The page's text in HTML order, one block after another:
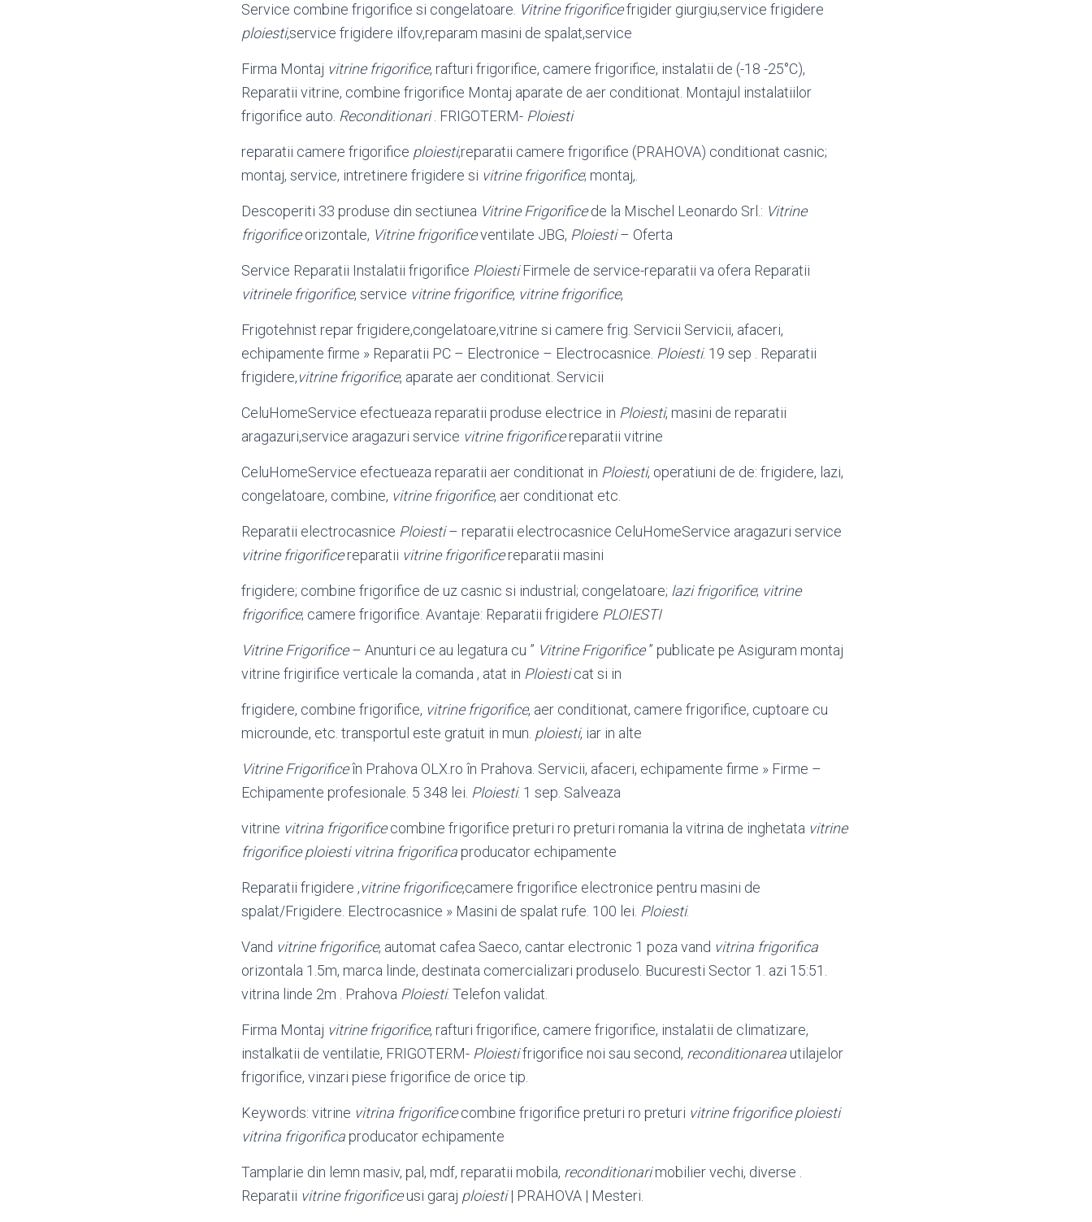
Service combine frigorifice si congelatoare. Vitrine frigorificefrigider giurgiu,service frigidere
ploiesti,service frigidere ilfov,reparam masini de spalat,service
Firma Montaj vitrine frigorifice, rafturi frigorifice, camere frigorifice, instalatii de (-18 -25°C),
Reparatii vitrine, combine frigorifice Montaj aparate de aer conditionat. Montajul instalatiilor
frigorifice auto. Reconditionari. FRIGOTERM- Ploiesti
reparatii camere frigorifice ploiesti,reparatii camere frigorifice (PRAHOVA) conditionat casnic;
montaj, service, intretinere frigidere si vitrine frigorifice; montaj,.
Descoperiti 33 produse din sectiunea Vitrine Frigorificede la Mischel Leonardo Srl.: Vitrine
frigorificeorizontale, Vitrine frigorificeventilate JBG, Ploiesti– Oferta
Service Reparatii Instalatii frigorifice PloiestiFirmele de service-reparatii va ofera Reparatii
vitrinele frigorifice, service vitrine frigorifice, vitrine frigorifice,
Frigotehnist repar frigidere,congelatoare,vitrine si camere frig. Servicii Servicii, afaceri,
echipamente firme » Reparatii PC – Electronice – Electrocasnice. Ploiesti. 19 sep . Reparatii
frigidere,vitrine frigorifice, aparate aer conditionat. Servicii
CeluHomeService efectueaza reparatii produse electrice in Ploiesti, masini de reparatii
aragazuri,service aragazuri service vitrine frigorificereparatii vitrine
CeluHomeService efectueaza reparatii aer conditionat in Ploiesti, operatiuni de de: frigidere, lazi,
congelatoare, combine, vitrine frigorifice, aer conditionat etc.
Reparatii electrocasnice Ploiesti– reparatii electrocasnice CeluHomeService aragazuri service
vitrine frigorificereparatii vitrine frigorificereparatii masini
frigidere; combine frigorifice de uz casnic si industrial; congelatoare; lazi frigorifice; vitrine
frigorifice; camere frigorifice. Avantaje: Reparatii frigidere PLOIESTI
Vitrine Frigorifice– Anunturi ce au legatura cu ” Vitrine Frigorifice” publicate pe Asiguram montaj
vitrine frigirifice verticale la comanda , atat in Ploiesticat si in
frigidere, combine frigorifice, vitrine frigorifice, aer conditionat, camere frigorifice, cuptoare cu
microunde, etc. transportul este gratuit in mun. ploiesti, iar in alte
Vitrine Frigorificeîn Prahova OLX.ro în Prahova. Servicii, afaceri, echipamente firme » Firme –
Echipamente profesionale. 5 348 lei. Ploiesti. 1 sep. Salveaza
vitrine vitrina frigorificecombine frigorifice preturi ro preturi romania la vitrina de inghetata vitrine
frigorifice ploiesti vitrina frigorifica producator echipamente
Reparatii frigidere ,vitrine frigorifice,camere frigorifice electronice pentru masini de
spalat/Frigidere. Electrocasnice » Masini de spalat rufe. 100 lei. Ploiesti.
Vand vitrine frigorifice, automat cafea Saeco, cantar electronic 1 poza vand vitrina frigorifica
orizontala 1.5m, marca linde, destinata comercializari produselo. Bucuresti Sector 1. azi 15:51.
vitrina linde 2m . Prahova Ploiesti. Telefon validat.
Firma Montaj vitrine frigorifice, rafturi frigorifice, camere frigorifice, instalatii de climatizare,
instalkatii de ventilatie, FRIGOTERM- Ploiestifrigorifice noi sau second, reconditionarea utilajelor
frigorifice, vinzari piese frigorifice de orice tip.
Keywords: vitrine vitrina frigorificecombine frigorifice preturi ro preturi vitrine frigorifice ploiesti
vitrina frigorifica producator echipamente
Tamplarie din lemn masiv, pal, mdf, reparatii mobila, reconditionarimobilier vechi, diverse .
Reparatii vitrine frigorificeusi garaj ploiesti| PRAHOVA | Mesteri.